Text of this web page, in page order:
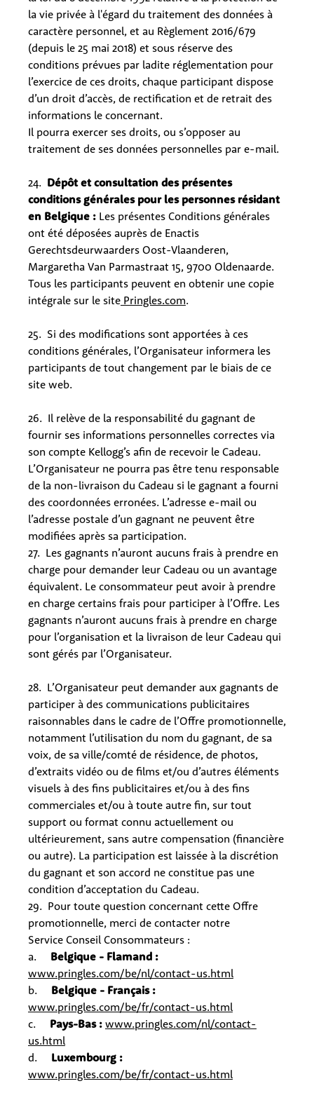
la vie privée à l'égard du traitement des données à
caractère personnel, et au Règlement 2016/679
(depuis le 25 mai 2018) et sous réserve des
conditions prévues par ladite réglementation pour
l’exercice de ces droits, chaque participant dispose
d’un droit d’accès, de rectification et de retrait des
informations le concernant.
Il pourra exercer ses droits, ou s’opposer au
traitement de ses données personnelles par e-mail.
24. Dépôt et consultation des présentes
conditions générales pour les personnes résidant
en Belgique : Les présentes Conditions générales
ont été déposées auprès de Enactis
Gerechtsdeurwaarders Oost-Vlaanderen,
Margaretha Van Parmastraat 15, 9700 Oldenaarde.
Tous les participants peuvent en obtenir une copie
intégrale sur le site Pringles.com.
25. Si des modifications sont apportées à ces
conditions générales, l’Organisateur informera les
participants de tout changement par le biais de ce
site web.
26. Il relève de la responsabilité du gagnant de
fournir ses informations personnelles correctes via
son compte Kellogg’s afin de recevoir le Cadeau.
L’Organisateur ne pourra pas être tenu responsable
de la non-livraison du Cadeau si le gagnant a fourni
des coordonnées erronées. L’adresse e-mail ou
l’adresse postale d’un gagnant ne peuvent être
modifiées après sa participation.
27. Les gagnants n’auront aucuns frais à prendre en
charge pour demander leur Cadeau ou un avantage
équivalent. Le consommateur peut avoir à prendre
en charge certains frais pour participer à l’Offre. Les
gagnants n’auront aucuns frais à prendre en charge
pour l’organisation et la livraison de leur Cadeau qui
sont gérés par l’Organisateur.
28. L’Organisateur peut demander aux gagnants de
participer à des communications publicitaires
raisonnables dans le cadre de l’Offre promotionnelle,
notamment l’utilisation du nom du gagnant, de sa
voix, de sa ville/comté de résidence, de photos,
d’extraits vidéo ou de films et/ou d’autres éléments
visuels à des fins publicitaires et/ou à des fins
commerciales et/ou à toute autre fin, sur tout
support ou format connu actuellement ou
ultérieurement, sans autre compensation (financière
ou autre). La participation est laissée à la discrétion
du gagnant et son accord ne constitue pas une
condition d’acceptation du Cadeau.
29. Pour toute question concernant cette Offre
promotionnelle, merci de contacter notre
Service Conseil Consommateurs :
a. Belgique - Flamand :
www.pringles.com/be/nl/contact-us.html
b. Belgique - Français :
www.pringles.com/be/fr/contact-us.html
c. Pays-Bas : www.pringles.com/nl/contact-
us.html
d. Luxembourg :
www.pringles.com/be/fr/contact-us.html